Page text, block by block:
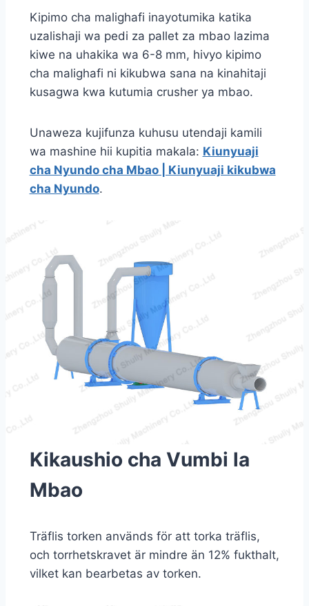
Kipimo cha malighafi inayotumika katika
uzalishaji wa pedi za pallet za mbao lazima
kiwe na uhakika wa 6-8 mm, hivyo kipimo
cha malighafi ni kikubwa sana na kinahitaji
kusagwa kwa kutumia crusher ya mbao.
Unaweza kujifunza kuhusu utendaji kamili
wa mashine hii kupitia makala: Kiunyuaji
cha Nyundo cha Mbao | Kiunyuaji kikubwa
cha Nyundo.
Kikaushio cha Vumbi la
Mbao
Träflis torken används för att torka träflis,
och torrhetskravet är mindre än 12% fukthalt,
vilket kan bearbetas av torken.